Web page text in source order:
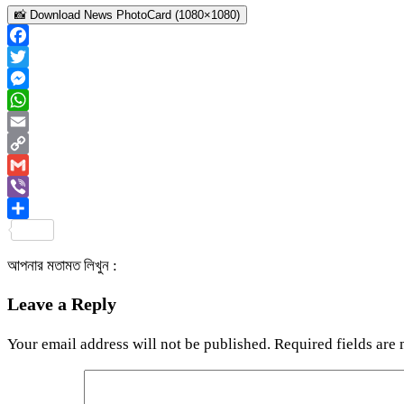
📸 Download News PhotoCard (1080×1080)
Facebook
Twitter
Messenger
WhatsApp
Email
Copy
Link
Gmail
Viber
আপনার মতামত লিখুন :
Leave a Reply
Your email address will not be published. Required fields are